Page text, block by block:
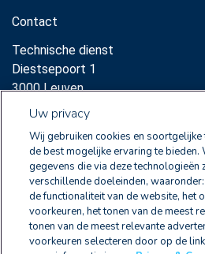
Contact
Technische dienst
Diestsepoort 1
3000 Leuven
Support:
Commerciële dienst
Diestsepoort 1
3000 Leuven
sales@clearnox.com
Uw privacy
Wij gebruiken cookies en soortgelijke
de best mogelijke ervaring te bieden.
gegevens die via deze technologieën
verschillende doeleinden,
de functionaliteit van de website, het
voorkeuren, het tonen van de meest
tonen van de meest relevante
voorkeuren selecteren door op de